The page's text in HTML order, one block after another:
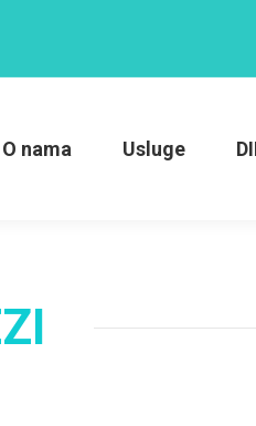
O nama Usluge